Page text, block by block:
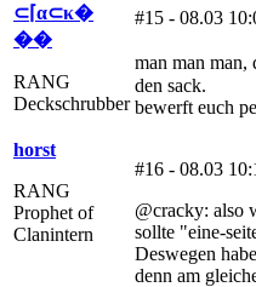
⊂⌈α⊂κ�
��
RANG
Deckschrubber
#15 - 08.03
man man
den sack.
bewerft euch
horst
RANG
Prophet of
Clanintern
#16 - 08.03
@cracky: also
sollte "eine-
Deswegen
denn am